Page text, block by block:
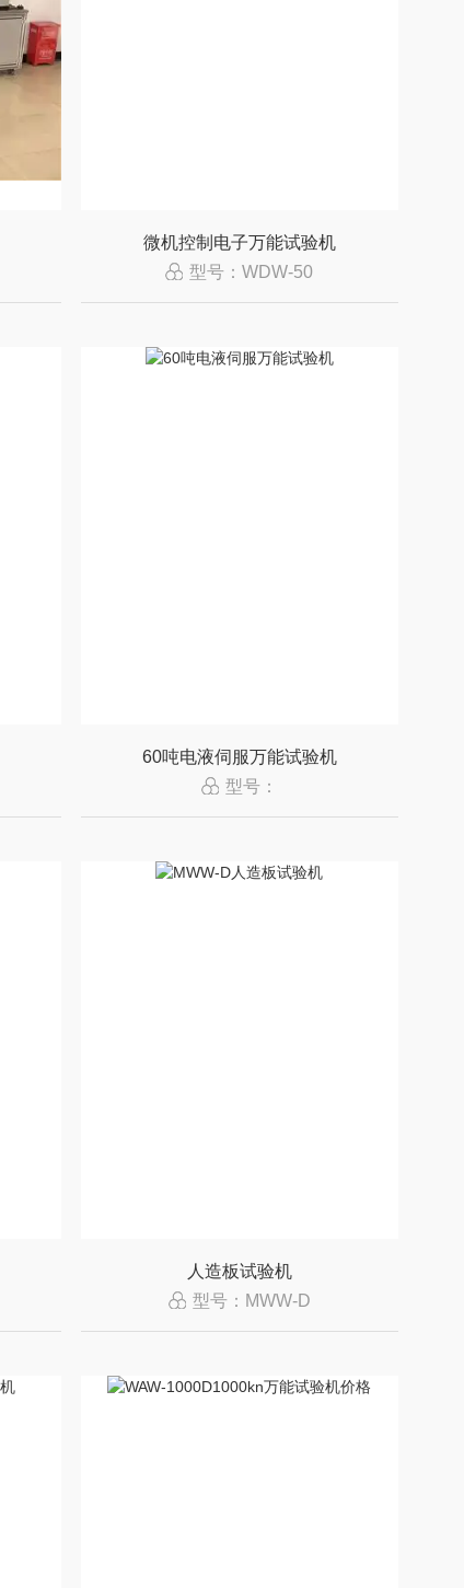
微机控制电子万能试验机
型号：WDW-50
60吨电液伺服万能试验机
型号：
人造板试验机
型号：MWW-D